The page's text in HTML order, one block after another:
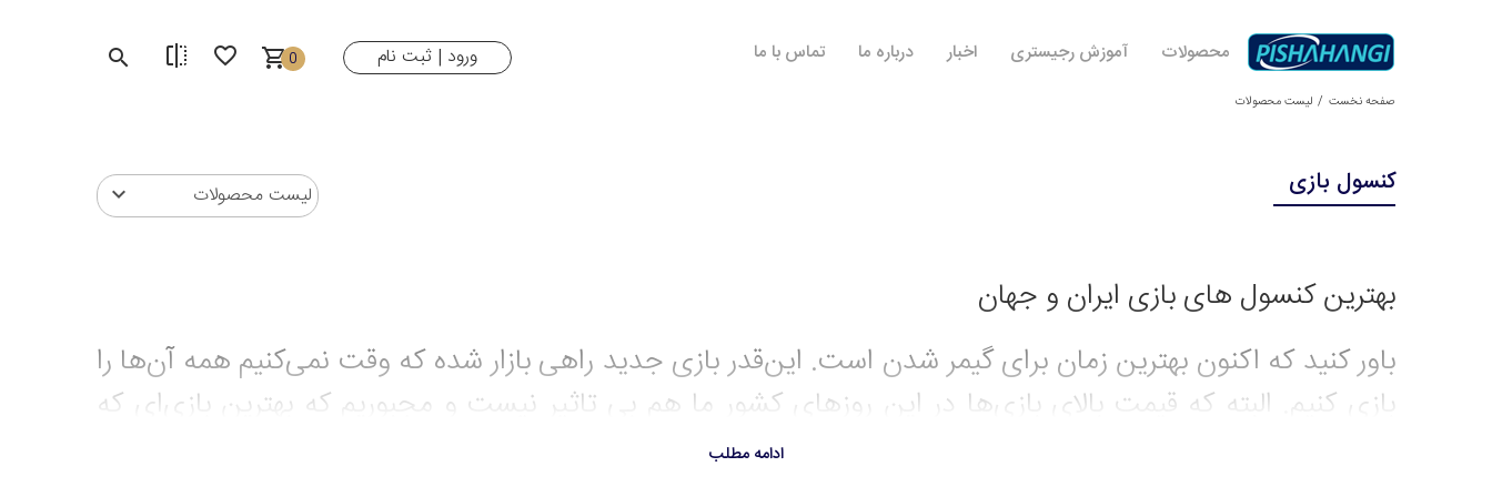
محصولات آموزش رجیستری اخبار درباره ما تماس با ما 0 ورود | ثبت نام
صفحه نخست لیست محصولات
کنسول بازی لیست محصولات
بهترین کنسول های بازی ایران و جهان
باور کنید که اکنون بهترین زمان برای گیمر شدن است. این‌قدر بازی جدید راهی بازار شده که وقت نمی‌کنیم همه آن‌ها را
بازی کنیم. البته که قیمت بالای بازی‌ها در این روزهای کشور ما هم بی تاثیر نیست و مجبوریم که بهترین بازی‌ای که
دوستداریم را از بین این همه بازی خوش‌ساخت خریداری کنیم. در کنار اینکه هر ماه هم شاهد عرضه چندین بازی خوب
ادامه مطلب